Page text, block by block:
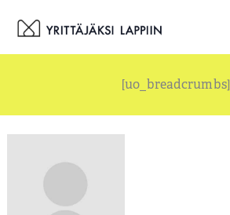
sisältöön
[uo_breadcrumbs]